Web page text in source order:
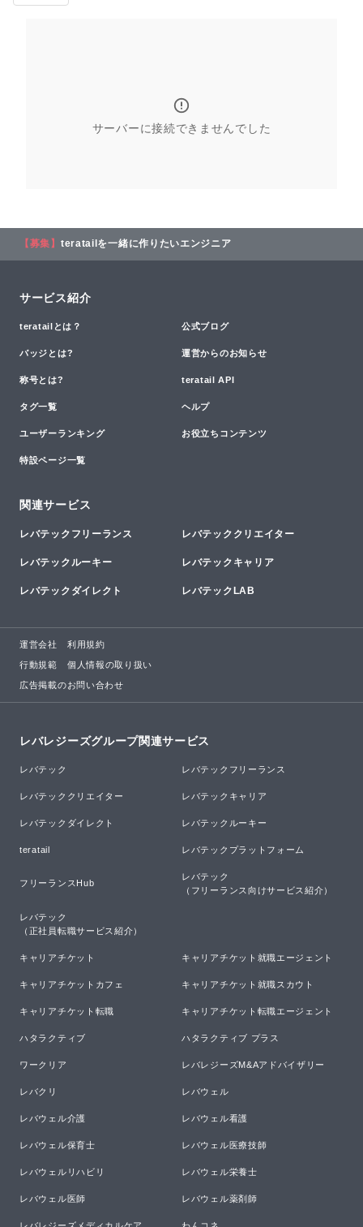
サーバーに接続できませんでした
【募集】 teratailを一緒に作りたいエンジニア
サービス紹介
teratailとは？ 公式ブログ
バッジとは? 運営からのお知らせ
称号とは? teratail API
タグ一覧 ヘルプ
ユーザーランキング お役立ちコンテンツ
特設ページ一覧
関連サービス
レバテックフリーランス レバテッククリエイター
レバテックルーキー レバテックキャリア
レバテックダイレクト レバテックLAB
運営会社 利用規約
行動規範 個人情報の取り扱い
広告掲載のお問い合わせ
レバレジーズグループ関連サービス
レバテック レバテックフリーランス
レバテッククリエイター レバテックキャリア
レバテックダイレクト レバテックルーキー
teratail レバテックプラットフォーム
フリーランスHub
レバテック
（フリーランス向けサービス紹介）
レバテック
（正社員転職サービス紹介）
キャリアチケット キャリアチケット就職エージェント
キャリアチケットカフェ キャリアチケット就職スカウト
キャリアチケット転職 キャリアチケット転職エージェント
ハタラクティブ ハタラクティブ プラス
ワークリア レバレジーズM&Aアドバイザリー
レバクリ レバウェル
レバウェル介護 レバウェル看護
レバウェル保育士 レバウェル医療技師
レバウェルリハビリ レバウェル栄養士
レバウェル医師 レバウェル薬剤師